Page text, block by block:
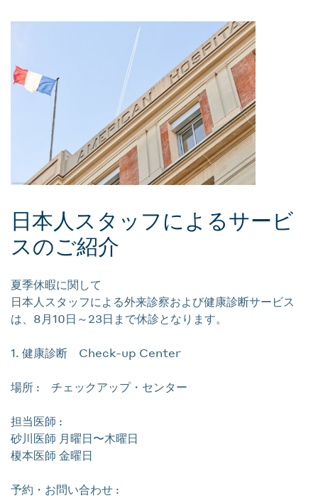
日本人スタッフによるサービ
スのご紹介
夏季休暇に関して
日本人スタッフによる外来診察および健康診断サービス
は、8月10日～23日まで休診となります。
1. 健康診断 Check-up Center
場所 : チェックアップ・センター
担当医師 :
砂川医師 月曜日〜木曜日
榎本医師 金曜日
予約・お問い合わせ :